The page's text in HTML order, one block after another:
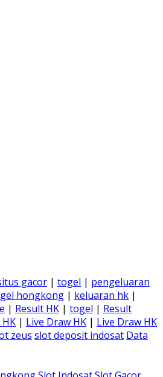
gacor | togel | pengeluaran
hongkong | keluaran hk |
| Result HK | togel | Result
| Live Draw HK | Live Draw HK
zeus slot deposit indosat Data